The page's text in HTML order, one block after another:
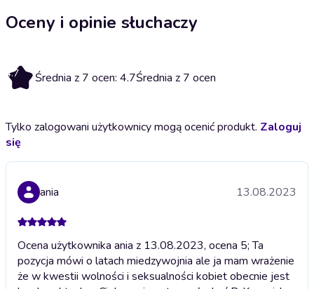
Oceny i opinie słuchaczy
4.7 Średnia z 7 ocen: 4.7Średnia z 7 ocen
Tylko zalogowani użytkownicy mogą ocenić produkt. Zaloguj
się
ania 13.08.2023
Ocena użytkownika ania z 13.08.2023, ocena 5; Ta
pozycja mówi o latach miedzywojnia ale ja mam wrażenie
że w kwestii wolności i seksualności kobiet obecnie jest